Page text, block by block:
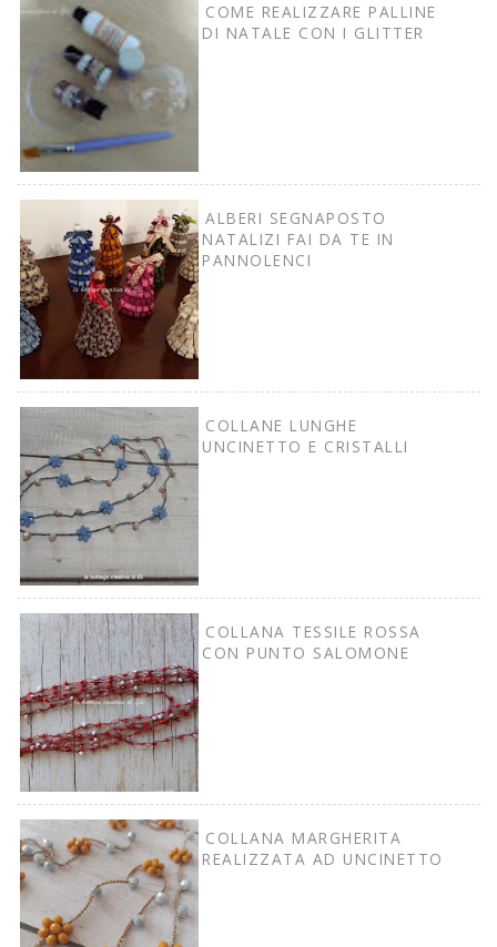
COME REALIZZARE PALLINE
DI NATALE CON I GLITTER
ALBERI SEGNAPOSTO
NATALIZI FAI DA TE IN
PANNOLENCI
COLLANE LUNGHE
UNCINETTO E CRISTALLI
COLLANA TESSILE ROSSA
CON PUNTO SALOMONE
COLLANA MARGHERITA
REALIZZATA AD UNCINETTO